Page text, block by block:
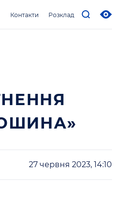
Контакти Розклад
27 червня 2023, 14:10